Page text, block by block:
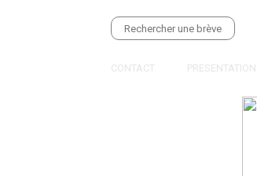
CONTACT PRESENTATION